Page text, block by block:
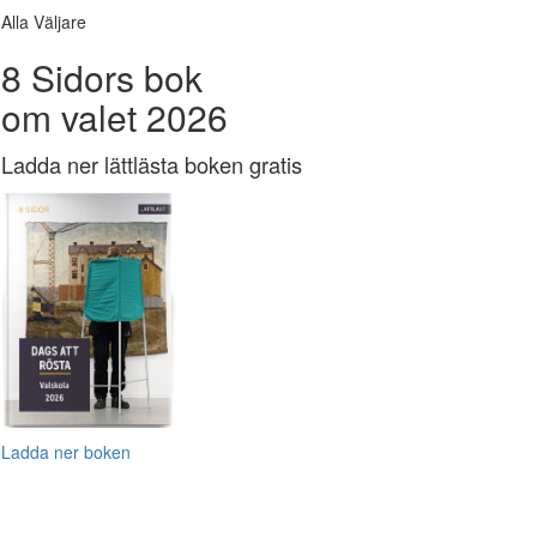
Alla Väljare
8 Sidors bok
om valet 2026
Ladda ner lättlästa boken gratis
Ladda ner boken